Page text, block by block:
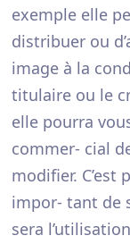
exemple elle
distribuer ou
image à la
titulaire ou le
elle pourra
commer- cial
modifier. C’est
impor- tant de
sera